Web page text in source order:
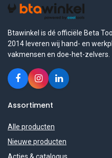
Btawinkel is dé officiële Beta
2014 leveren wij hand- en
vakmensen en doe-het-zelvers.
Assortiment
Alle producten
Nieuwe producten
Acties & catalogus